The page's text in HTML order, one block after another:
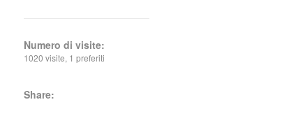
Numero di visite:
1020 visite, 1 preferiti
Share: